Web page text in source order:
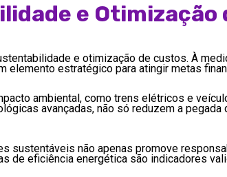
e Otimização
e otimização de custos. À
estratégico para atingir metas
ambiental, como trens elétricos e
avançadas, não só reduzem a pegada
sustentáveis não apenas promove
de eficiência energética são indicadores